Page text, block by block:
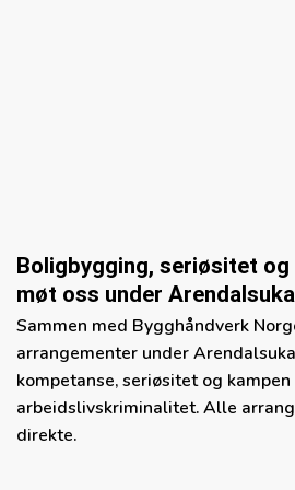
Boligbygging, seriøsitet
møt oss under Arendalsuka
Sammen med Bygghåndverk
arrangementer under
kompetanse, seriøsitet og
arbeidslivskriminalitet. Alle
direkte.